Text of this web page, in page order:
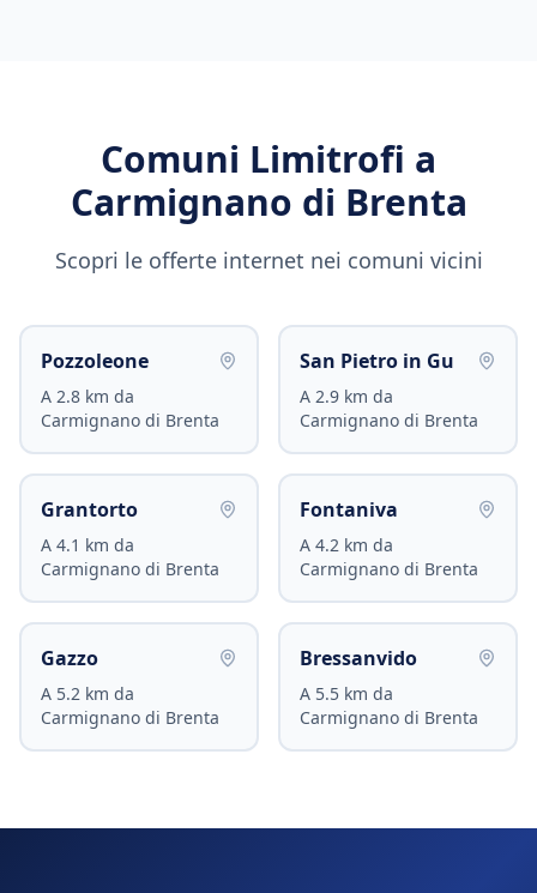
Comuni Limitrofi a
Carmignano di Brenta
Scopri le offerte internet nei comuni vicini
Pozzoleone
A 2.8 km da
Carmignano di Brenta
San Pietro in Gu
A 2.9 km da
Carmignano di Brenta
Grantorto
A 4.1 km da
Carmignano di Brenta
Fontaniva
A 4.2 km da
Carmignano di Brenta
Gazzo
A 5.2 km da
Carmignano di Brenta
Bressanvido
A 5.5 km da
Carmignano di Brenta